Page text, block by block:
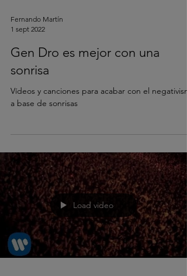
Fernando Martín
1 sept 2022
Gen Dro es mejor con una
sonrisa
Vídeos y canciones para acabar con el
a base de sonrisas
Load video